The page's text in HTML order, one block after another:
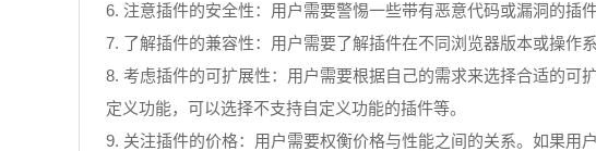
6. 注意插件的安全性：用户需要警惕一些带有恶意代码或漏洞的插
7. 了解插件的兼容性：用户需要了解插件在不同浏览器版本或操作
8. 考虑插件的可扩展性：用户需要根据自己的需求来选择合适的可
定义功能，可以选择不支持自定义功能的插件等。
9. 关注插件的价格：用户需要权衡价格与性能之间的关系。如果用